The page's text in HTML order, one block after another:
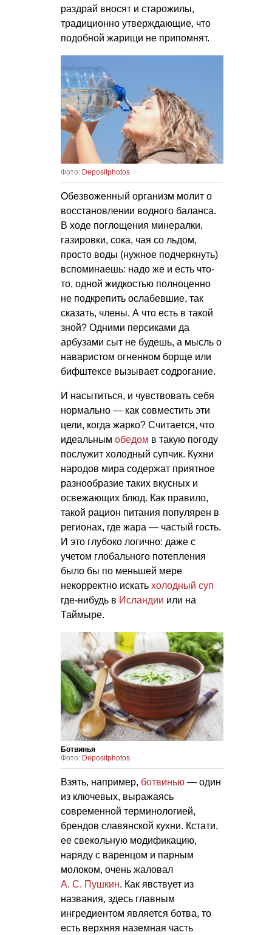
раздрай вносят и старожилы,
традиционно утверждающие, что
подобной жарищи не припомнят.
Фото: Depositphotos
Обезвоженный организм молит о
восстановлении водного баланса.
В ходе поглощения минералки,
газировки, сока, чая со льдом,
просто воды (нужное подчеркнуть)
вспоминаешь: надо же и есть что-
то, одной жидкостью полноценно
не подкрепить ослабевшие, так
сказать, члены. А что есть в такой
зной? Одними персиками да
арбузами сыт не будешь, а мысль о
наваристом огненном борще или
бифштексе вызывает содрогание.
И насытиться, и чувствовать себя
нормально — как совместить эти
цели, когда жарко? Считается, что
идеальным обедом в такую погоду
послужит холодный супчик. Кухни
народов мира содержат приятное
разнообразие таких вкусных и
освежающих блюд. Как правило,
такой рацион питания популярен в
регионах, где жара — частый гость.
И это глубоко логично: даже с
учетом глобального потепления
было бы по меньшей мере
некорректно искать холодный суп
где-нибудь в Исландии или на
Таймыре.
Ботвинья
Фото: Depositphotos
Взять, например, ботвинью — один
из ключевых, выражаясь
современной терминологией,
брендов славянской кухни. Кстати,
ее свекольную модификацию,
наряду с варенцом и парным
молоком, очень жаловал
А. С. Пушкин. Как явствует из
названия, здесь главным
ингредиентом является ботва, то
есть верхняя наземная часть